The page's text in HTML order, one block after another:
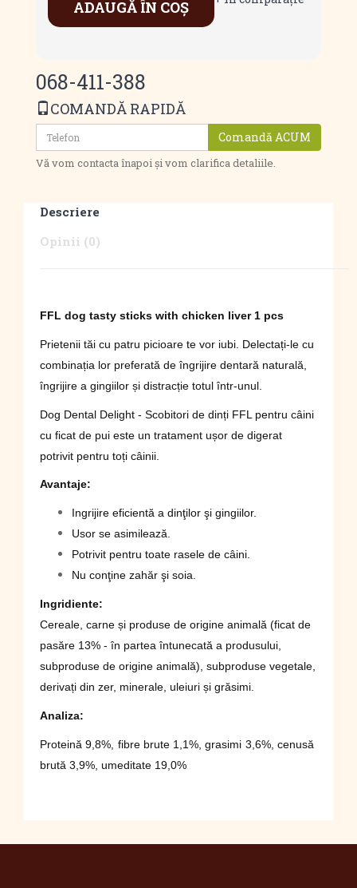
ADAUGĂ ÎN COŞ
068-411-388
COMANDĂ RAPIDĂ
Comandă ACUM
Vă vom contacta înapoi și vom clarifica detaliile.
Descriere
Opinii (0)
FFL dog tasty sticks with chicken liver 1 pcs
Prietenii tăi cu patru picioare te vor iubi. Delectați-le cu
combinația lor preferată de îngrijire dentară naturală,
îngrijire a gingiilor și distracție totul într-unul.
Dog Dental Delight - Scobitori de dinți FFL pentru câini
cu ficat de pui este un tratament ușor de digerat
potrivit pentru toți câinii.
Avantaje:
Ingrijire eficientă a dinţilor şi gingiilor.
Usor se asimilează.
Potrivit pentru toate rasele de câini.
Nu conţine zahăr şi soia.
Ingridiente:
Cereale, carne și produse de origine animală (ficat de
pasăre 13% - în partea întunecată a produsului,
subproduse de origine animală), subproduse vegetale,
derivați din zer, minerale, uleiuri și grăsimi.
Analiza:
Proteină 9,8%, fibre brute 1,1%, grasimi 3,6%, cenusă
brută 3,9%, umeditate 19,0%